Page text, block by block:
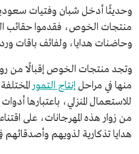
وحديثًا أدخل شبان وفتيات
منتجات الخوص، فقدموا حقائب
وحاضنات هدايا، ولفائف باقات
وتجد منتجات الخوص إقبالًا من
منها في مراحلإنتاج التمور
للاستعمال المنزلي، باعتبارها
من زوار هذه المهرجانات، على
هدايا تذكارية لذويهم وأصدقائهم